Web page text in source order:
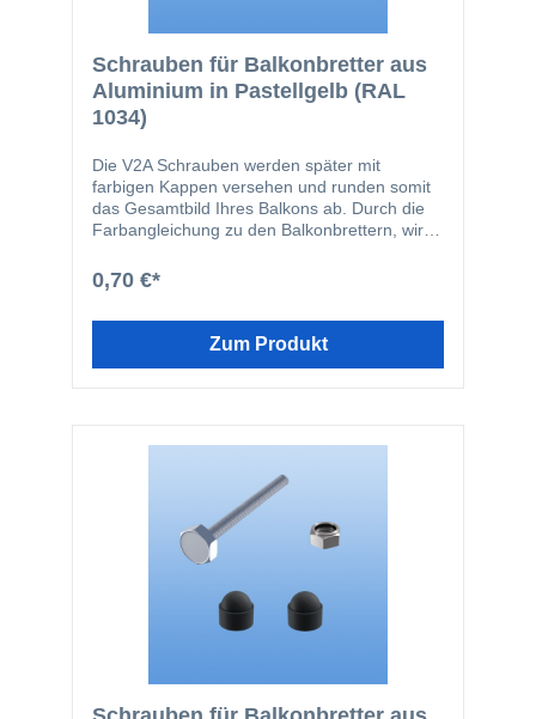
Schrauben für Balkonbretter aus
Aluminium in Pastellgelb (RAL
1034)
Die V2A Schrauben werden später mit
farbigen Kappen versehen und runden somit
das Gesamtbild Ihres Balkons ab. Durch die
Farbangleichung zu den Balkonbrettern, wird
Hinweis: Die Schraubenlänge errechnet sich
aus der Stärke Ihrer Konstruktion +16 mm für
Die Balkonschraube besteht aus folgenden
0,70 €*
Zum Produkt